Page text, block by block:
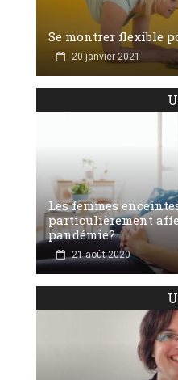
Se montrer flexible
20 janvier 2021
Les femmes
particulièrement
pandémie?
21 août 2020